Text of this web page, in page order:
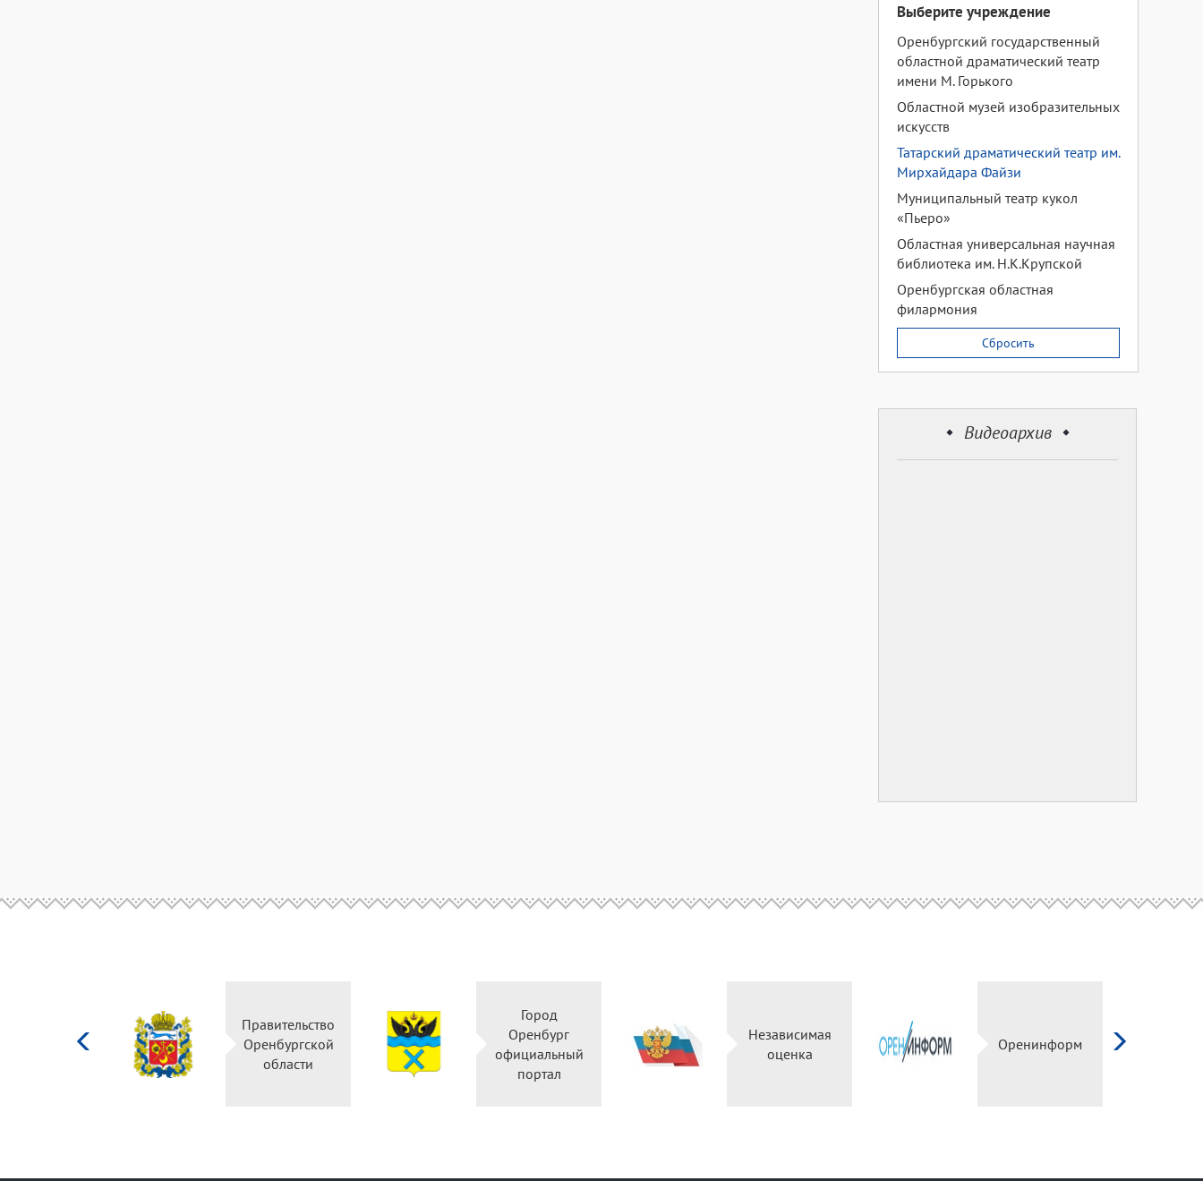
Выберите учреждение
Оренбургский государственный
областной драматический театр
имени М. Горького
Областной музей изобразительных
искусств
Татарский драматический театр им.
Мирхайдара Файзи
Муниципальный театр кукол
«Пьеро»
Областная универсальная научная
библиотека им. Н.К.Крупской
Оренбургская областная
филармония
Сбросить
Видеоархив
Правительство
Оренбургской
области
Город
Оренбург
официальный
портал
Независимая
оценка
Оренинформ